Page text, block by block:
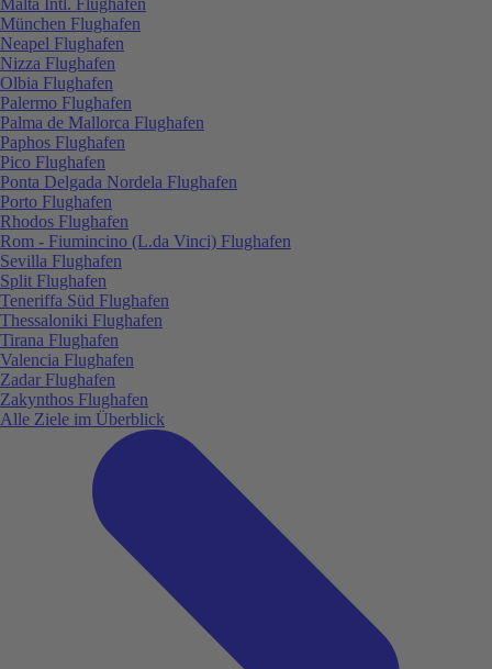
München Flughafen
Neapel Flughafen
Nizza Flughafen
Olbia Flughafen
Palermo Flughafen
Palma de Mallorca Flughafen
Paphos Flughafen
Pico Flughafen
Ponta Delgada Nordela Flughafen
Porto Flughafen
Rhodos Flughafen
Rom - Fiumincino (L.da Vinci) Flughafen
Sevilla Flughafen
Split Flughafen
Teneriffa Süd Flughafen
Thessaloniki Flughafen
Tirana Flughafen
Valencia Flughafen
Zadar Flughafen
Zakynthos Flughafen
Alle Ziele im Überblick